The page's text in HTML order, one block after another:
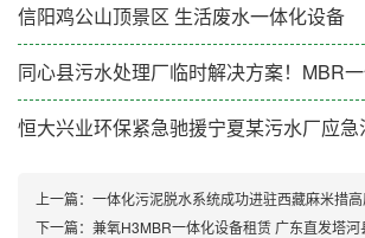
信阳鸡公山顶景区 生活废水一体化设备
同心县污水处理厂临时解决方案！MBR
恒大兴业环保紧急驰援宁夏某污水厂应
上一篇： 一体化污泥脱水系统成功进驻西藏麻米措
下一篇： 兼氧H3MBR一体化设备租赁 广东直发塔河